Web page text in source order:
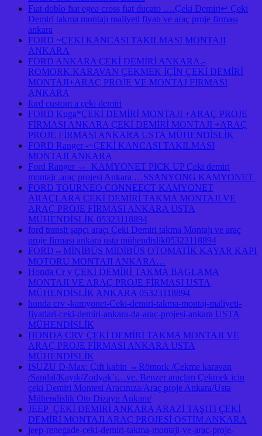
Fıat doblo fıat egea cross fıat ducato ….Çeki Demiri↵ Çeki
Demiri takma montajı maliyeti fiyatı ve araç proje firması
ankara
FORD ~ÇEKİ KANCASI TAKILMASI MONTAJI
ANKARA
FORD ANKARA ÇEKİ DEMİRİ ANKARA.-
ROMORK.KARAVAN ÇEKMEK İÇİN ÇEKİ DEMİRİ
MONTAJI+ARAÇ PROJE VE MONTAJ FİRMASI
ANKARA
ford custom a çeki demiri
FORD Kuga*ÇEKİ DEMİRİ MONTAJI +ARAÇ PROJE
FİRMASI ANKARA ÇEKİ DEMİRİ MONTAJI +ARAÇ
PROJE FİRMASI ANKARA USTA MÜHENDİSLİK
FORD Ranger -~ÇEKİ KANCASI TAKILMASI
MONTAJI ANKARA
Ford Ranger ⇔ KAMYONET PICK UP Çeki demiri
montajı .araç projesi Ankara …SSANYONG KAMYONET
FORD TOURNEO CONNEECT KAMYONET
ARAÇLARA ÇEKİ DEMİRİ TAKMA MONTAJI VE
ARAÇ PROJE FİRMASI ANKARA USTA
MÜHENDİSLİK 05323118894
ford transit şapçı araçı Çeki Demiri takma Montajı ve araç
proje firması ankara usta mühendislik05323118894
FORD⇔MİNİBÜS MİDİBÜS OTOMATİK KAYAR KAPI
MOTORU MONTAJI ANKARA…
Honda Cr v ÇEKİ DEMİRİ TAKMA BAGLAMA
MONTAJI VE ARAÇ PROJE FİRMASI USTA
MÜHENDİSLİK ANKARA 05323118894
honda crv -kamyonet-Ceki-demiri-takma-montaj-maliyeti-
fiyatlari-ceki-demiri-ankara-da-arac-projesi-ankara USTA
MÜHENDİSLİK
HONDA CRV ÇEKİ DEMİRİ TAKMA MONTAJI VE
ARAÇ PROJE FİRMASI ANKARA USTA
MÜHENDİSLİK
ISUZU D-Max: Çift kabin ⇔Römork /Çekme karavan
/Sandal/Kayık/Zodyak’ı…ve. Benzer araçları Çekmek için
çeki Demiri Montesi Aracınıza/Araç proje Ankara/Usta
Mühendislik Oto Dizayn Ankara/
JEEP ÇEKİ DEMİRİ ANKARA ARAZİ TAŞITI ÇEKİ
DEMİRİ MONTAJI ARAÇ PROJESİ OSTİM ANKARA
jeep-renegade-ceki-demiri-takma-montaji-ve-arac-proje-